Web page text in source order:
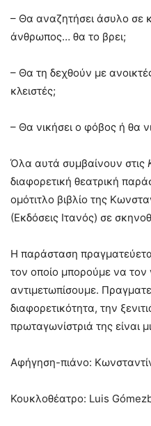
– Θα αναζητήσει άσυλο σε
άνθρωπος… θα το βρει;
– Θα τη δεχθούν με
κλειστές;
– Θα νικήσει ο φόβος ή θα
Όλα αυτά συμβαίνουν στις
διαφορετική θεατρική
ομότιτλο βιβλίο της
(Εκδόσεις Ιτανός) σε
Η παράσταση
τον οποίο μπορούμε να τον
αντιμετωπίσουμε.
διαφορετικότητα, την
πρωταγωνίστριά της είναι
Αφήγηση-πιάνο:
Κουκλοθέατρο: Luis